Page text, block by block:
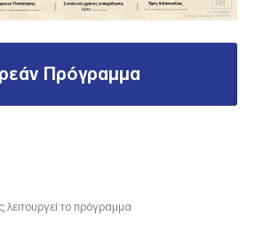
Πρόγραμμα
λειτουργεί το πρόγραμμα